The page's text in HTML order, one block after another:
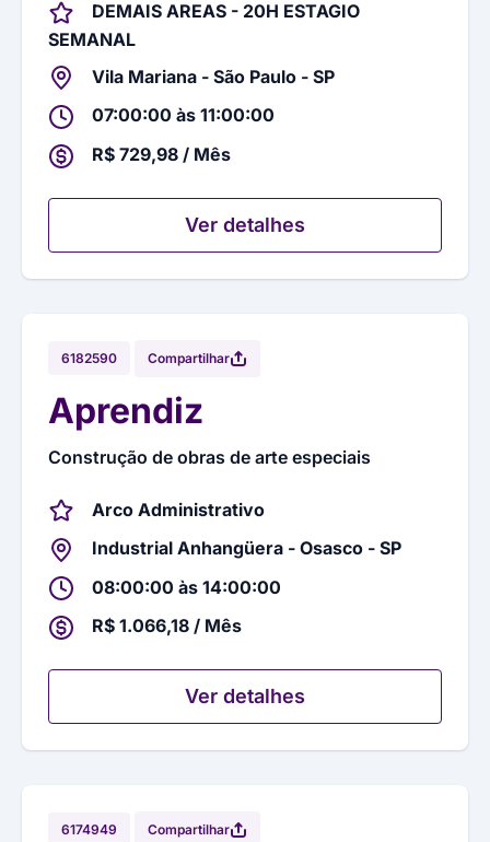
DEMAIS AREAS - 20H ESTAGIO
SEMANAL
Vila Mariana - São Paulo - SP
07:00:00 às 11:00:00
R$ 729,98 / Mês
Ver detalhes
6182590 Compartilhar
Aprendiz
Construção de obras de arte especiais
Arco Administrativo
Industrial Anhangüera - Osasco - SP
08:00:00 às 14:00:00
R$ 1.066,18 / Mês
Ver detalhes
6174949 Compartilhar